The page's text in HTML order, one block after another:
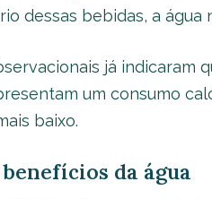
dessas bebidas, a água
já indicaram
um consumo
baixo.
da água